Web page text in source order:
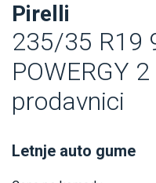
Pirelli
235/35 R19
POWERGY
prodavnici
Letnje auto gume